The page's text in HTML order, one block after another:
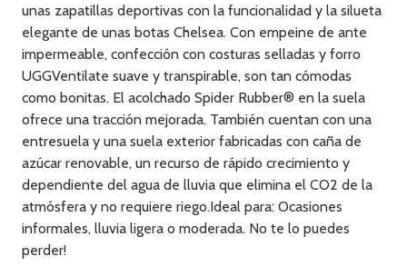
unas zapatillas deportivas con la funcionalidad y la silueta
elegante de unas botas Chelsea. Con empeine de ante
impermeable, confección con costuras selladas y forro
UGGVentilate suave y transpirable, son tan cómodas
como bonitas. El acolchado Spider Rubber® en la suela
ofrece una tracción mejorada. También cuentan con una
entresuela y una suela exterior fabricadas con caña de
azúcar renovable, un recurso de rápido crecimiento y
dependiente del agua de lluvia que elimina el CO2 de la
atmósfera y no requiere riego.Ideal para: Ocasiones
informales, lluvia ligera o moderada. No te lo puedes
perder!